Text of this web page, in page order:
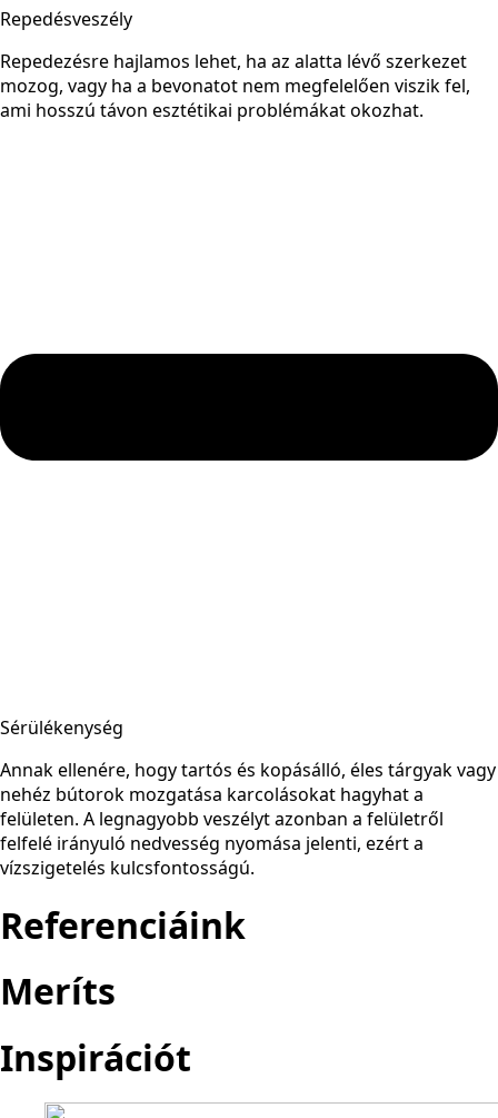
Repedésveszély
Repedezésre hajlamos lehet, ha az alatta lévő szerkezet
mozog, vagy ha a bevonatot nem megfelelően viszik fel,
ami hosszú távon esztétikai problémákat okozhat.
Sérülékenység
Annak ellenére, hogy tartós és kopásálló, éles tárgyak vagy
nehéz bútorok mozgatása karcolásokat hagyhat a
felületen. A legnagyobb veszélyt azonban a felületről
felfelé irányuló nedvesség nyomása jelenti, ezért a
vízszigetelés kulcsfontosságú.
Referenciáink
Meríts
Inspirációt